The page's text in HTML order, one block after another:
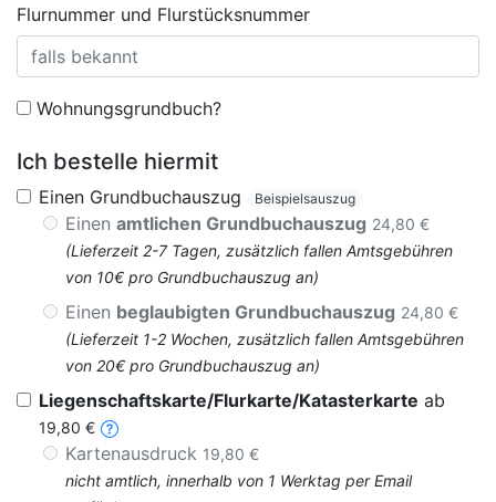
Flurnummer und Flurstücksnummer
Wohnungsgrundbuch?
Ich bestelle hiermit
Einen Grundbuchauszug Beispielsauszug
Einen amtlichen Grundbuchauszug 24,80 €
(Lieferzeit 2-7 Tagen, zusätzlich fallen Amtsgebühren
von 10€ pro Grundbuchauszug an)
Einen beglaubigten Grundbuchauszug 24,80 €
(Lieferzeit 1-2 Wochen, zusätzlich fallen Amtsgebühren
von 20€ pro Grundbuchauszug an)
Liegenschaftskarte/Flurkarte/Katasterkarte ab
19,80 €
Kartenausdruck 19,80 €
nicht amtlich, innerhalb von 1 Werktag per Email